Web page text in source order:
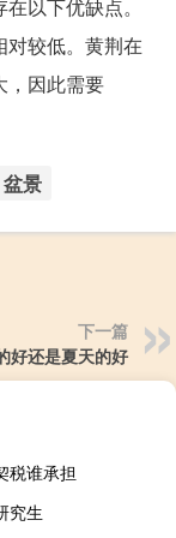
以下优缺点。
较低。黄荆在
，因此需要
盆景
下一篇
好还是夏天的好
税谁承担
究生